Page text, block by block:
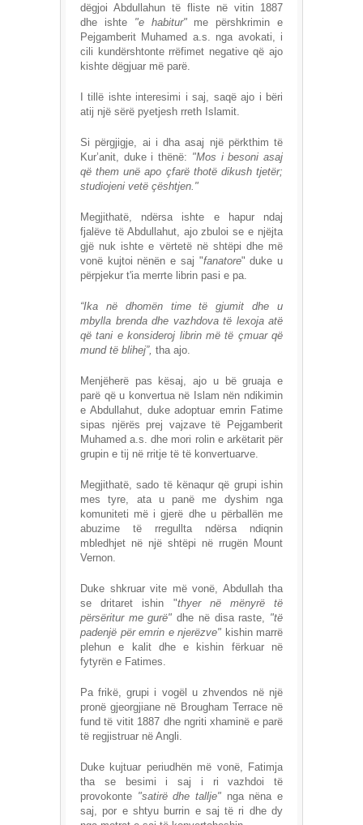
dëgjoi Abdullahun të fliste në vitin 1887
dhe ishte "e habitur"me përshkrimin e
Pejgamberit Muhamed a.s. nga avokati, i
cili kundërshtonte rrëfimet negative që ajo
kishte dëgjuar më parë.
I tillë ishte interesimi i saj, saqë ajo i bëri
atij një sërë pyetjesh rreth Islamit.
Si përgjigje, ai i dha asaj një përkthim të
Kur’anit, duke i thënë: "Mos i besoni asaj
që them unë apo çfarë thotë dikush tjetër;
studiojeni vetë çështjen."
Megjithatë, ndërsa ishte e hapur ndaj
fjalëve të Abdullahut, ajo zbuloi se e njëjta
gjë nuk ishte e vërtetë në shtëpi dhe më
vonë kujtoi nënën e saj "fanatore" duke u
përpjekur t'ia merrte librin pasi e pa.
“Ika në dhomën time të gjumit dhe u
mbylla brenda dhe vazhdova të lexoja atë
që tani e konsideroj librin më të çmuar që
mund të blihej”, tha ajo.
Menjëherë pas kësaj, ajo u bë gruaja e
parë që u konvertua në Islam nën ndikimin
e Abdullahut, duke adoptuar emrin Fatime
sipas njërës prej vajzave të Pejgamberit
Muhamed a.s. dhe mori rolin e arkëtarit për
grupin e tij në rritje të të konvertuarve.
Megjithatë, sado të kënaqur që grupi ishin
mes tyre, ata u panë me dyshim nga
komuniteti më i gjerë dhe u përballën me
abuzime të rregullta ndërsa ndiqnin
mbledhjet në një shtëpi në rrugën Mount
Vernon.
Duke shkruar vite më vonë, Abdullah tha
se dritaret ishin "thyer në mënyrë të
përsëritur me gurë" dhe në disa raste, "të
padenjë për emrin e njerëzve" kishin marrë
plehun e kalit dhe e kishin fërkuar në
fytyrën e Fatimes.
Pa frikë, grupi i vogël u zhvendos në një
pronë gjeorgjiane në Brougham Terrace në
fund të vitit 1887 dhe ngriti xhaminë e parë
të regjistruar në Angli.
Duke kujtuar periudhën më vonë, Fatimja
tha se besimi i saj i ri vazhdoi të
provokonte "satirë dhe tallje" nga nëna e
saj, por e shtyu burrin e saj të ri dhe dy